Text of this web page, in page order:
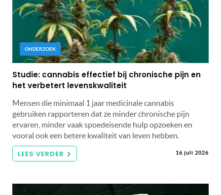
ONDERZOEK
Studie: cannabis effectief bij chronische pijn en
het verbetert levenskwaliteit
Mensen die minimaal 1 jaar medicinale cannabis
gebruiken rapporteren dat ze minder chronische pijn
ervaren, minder vaak spoedeisende hulp opzoeken en
vooral ook een betere kwaliteit van leven hebben.
LEES VERDER 16 juli 2026